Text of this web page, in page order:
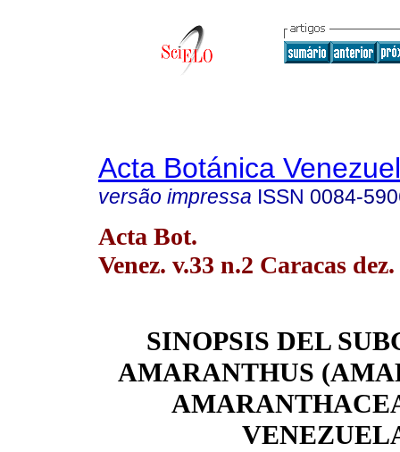
Acta Botánica
versão impressa ISSN 0084-
Acta Bot.
Venez. v.33 n.2 Caracas
SINOPSIS DEL
AMARANTHUS